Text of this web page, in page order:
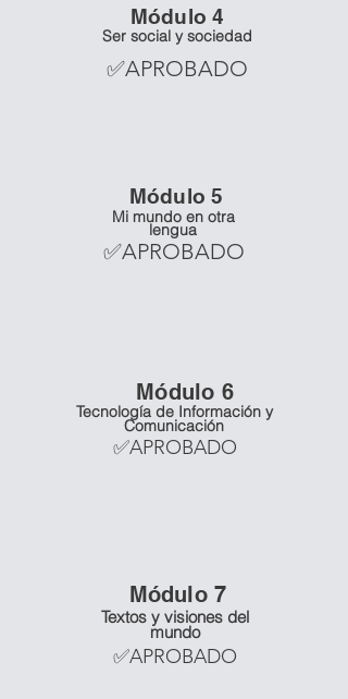
Módulo 4
Ser social y sociedad
✅APROBADO
Módulo 5
Mi mundo en otra
lengua
✅APROBADO
Tecnología de Información y
Comunicación
Módulo 6
✅APROBADO
Módulo 7
Textos y visiones del
mundo
✅APROBADO